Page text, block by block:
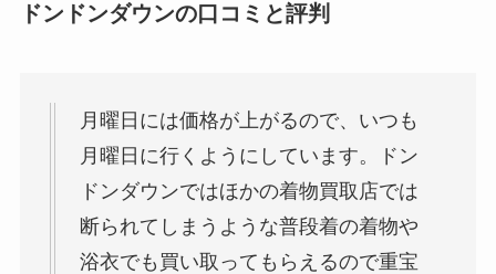
ドンドンダウンの口コミと評判
月曜日には価格が上がるので、いつも
月曜日に行くようにしています。ドン
ドンダウンではほかの着物買取店では
断られてしまうような普段着の着物や
浴衣でも買い取ってもらえるので重宝